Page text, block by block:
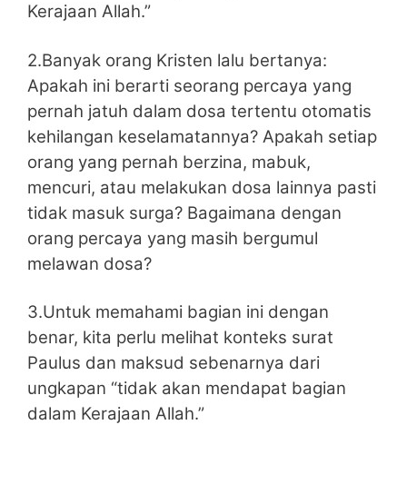
Kerajaan Allah.”
2.Banyak orang Kristen lalu bertanya:
Apakah ini berarti seorang percaya yang
pernah jatuh dalam dosa tertentu otomatis
kehilangan keselamatannya? Apakah setiap
orang yang pernah berzina, mabuk,
mencuri, atau melakukan dosa lainnya pasti
tidak masuk surga? Bagaimana dengan
orang percaya yang masih bergumul
melawan dosa?
3.Untuk memahami bagian ini dengan
benar, kita perlu melihat konteks surat
Paulus dan maksud sebenarnya dari
ungkapan “tidak akan mendapat bagian
dalam Kerajaan Allah.”